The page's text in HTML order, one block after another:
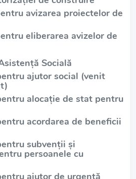
avizarea proiectelor de
eliberarea avizelor de
Socială
ajutor social (venit
alocație de stat pentru
acordarea de beneficii
subvenții și
persoanele cu
ajutor de urgență